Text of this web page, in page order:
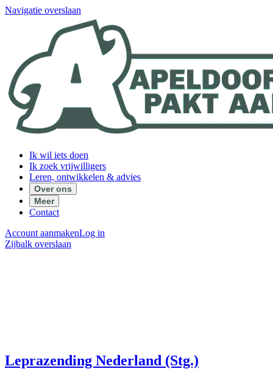
Navigatie overslaan
Ik wil iets doen
Ik zoek vrijwilligers
Leren, ontwikkelen & advies
Over ons
Meer
Contact
Account aanmakenLog in
Zijbalk overslaan
Leprazending Nederland (Stg.)